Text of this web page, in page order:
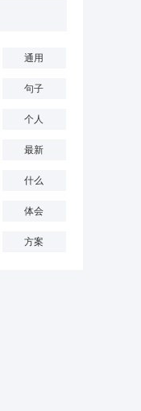
通用
句子
个人
最新
什么
体会
方案